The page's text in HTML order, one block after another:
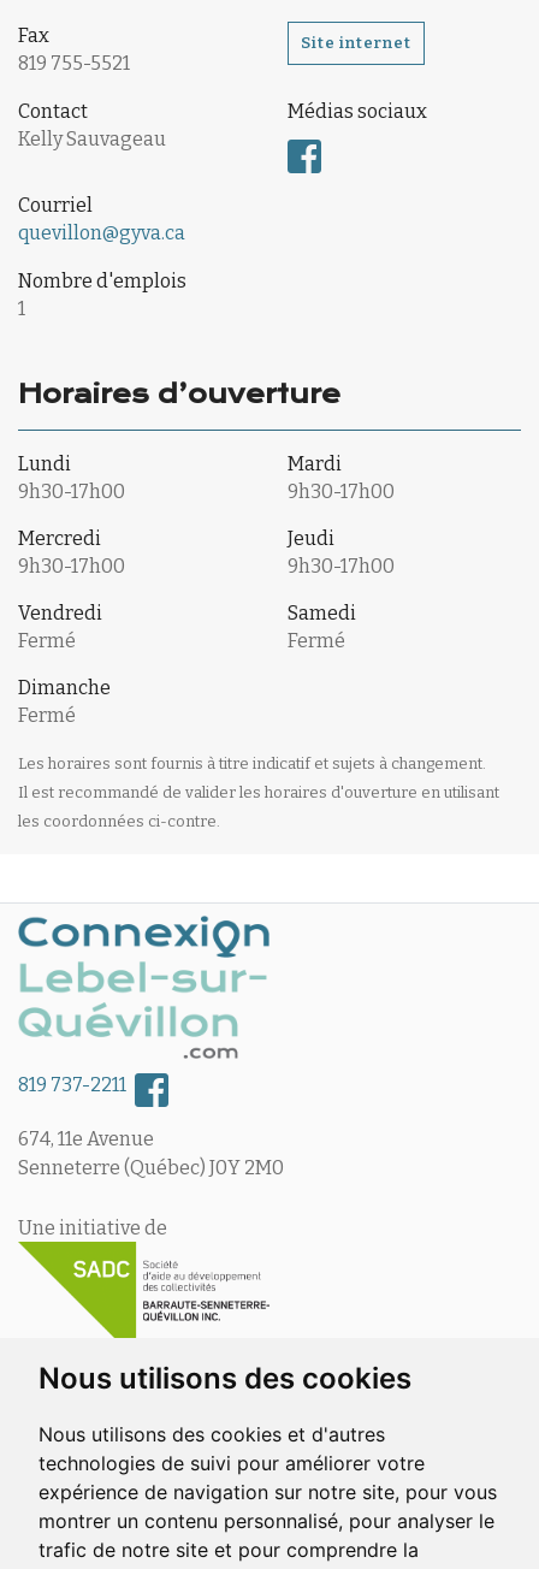
Nous utilisons des cookies
Nous utilisons des cookies et d'autres
technologies de suivi pour améliorer votre
expérience de navigation sur notre site, pour vous
montrer un contenu personnalisé, pour analyser le
trafic de notre site et pour comprendre la
Fax
819 755-5521
Site internet
Contact
Kelly Sauvageau
Médias sociaux
Courriel
quevillon@gyva.ca
Nombre d'emplois
1
Horaires d’ouverture
Lundi
9h30-17h00
Mardi
9h30-17h00
Mercredi
9h30-17h00
Jeudi
9h30-17h00
Vendredi
Fermé
Samedi
Fermé
Dimanche
Fermé
Les horaires sont fournis à titre indicatif et sujets à changement.
Il est recommandé de valider les horaires d'ouverture en utilisant
les coordonnées ci-contre.
819 737-2211
674, 11e Avenue
Senneterre (Québec) J0Y 2M0
Une initiative de
En collaboration avec